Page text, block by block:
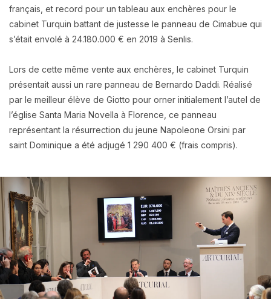
français, et record pour un tableau aux enchères pour le
cabinet Turquin battant de justesse le panneau de Cimabue qui
s’était envolé à 24.180.000 € en 2019 à Senlis.
Lors de cette même vente aux enchères, le cabinet Turquin
présentait aussi un rare panneau de Bernardo Daddi. Réalisé
par le meilleur élève de Giotto pour orner initialement l’autel de
l’église Santa Maria Novella à Florence, ce panneau
représentant la résurrection du jeune Napoleone Orsini par
saint Dominique a été adjugé 1 290 400 € (frais compris).